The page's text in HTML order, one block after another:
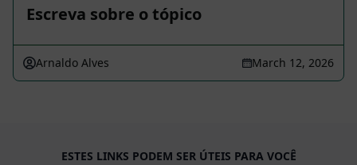
Escreva sobre o tópico
Arnaldo Alves March 12, 2026
ESTES LINKS PODEM SER ÚTEIS PARA VOCÊ